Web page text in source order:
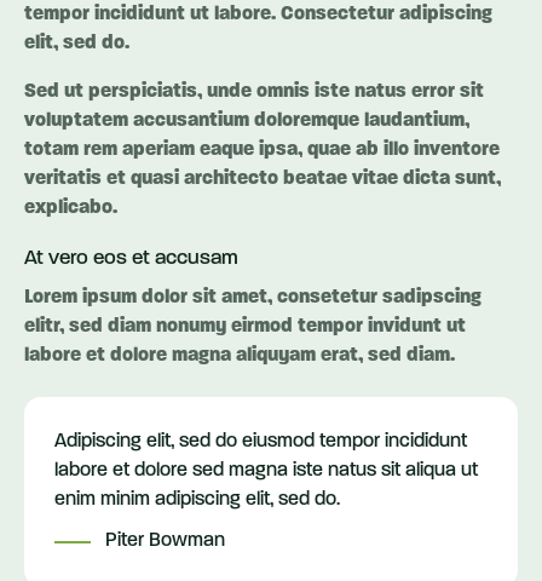
tempor incididunt ut labore. Consectetur adipiscing
elit, sed do.
Sed ut perspiciatis, unde omnis iste natus error sit
voluptatem accusantium doloremque laudantium,
totam rem aperiam eaque ipsa, quae ab illo inventore
veritatis et quasi architecto beatae vitae dicta sunt,
explicabo.
At vero eos et accusam
Lorem ipsum dolor sit amet, consetetur sadipscing
elitr, sed diam nonumy eirmod tempor invidunt ut
labore et dolore magna aliquyam erat, sed diam.
Adipiscing elit, sed do eiusmod tempor incididunt
labore et dolore sed magna iste natus sit aliqua ut
enim minim adipiscing elit, sed do.
Piter Bowman